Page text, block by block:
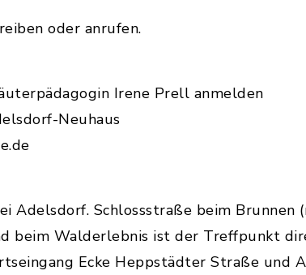
oder anrufen.
Irene Prell anmelden
Neuhaus
Adelsdorf. Schlossstraße beim Brunnen
beim Walderlebnis ist der Treffpunkt
Ecke Heppstädter Straße und